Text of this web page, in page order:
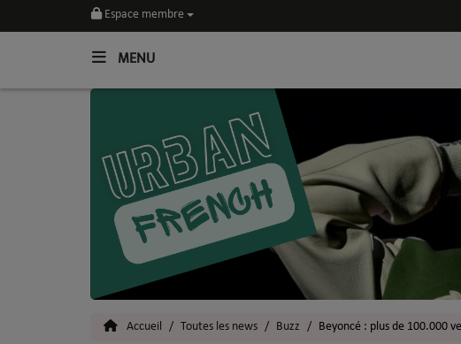
Espace membre
MENU
Accueil Toutes les news Buzz Beyoncé : plus de 100.000